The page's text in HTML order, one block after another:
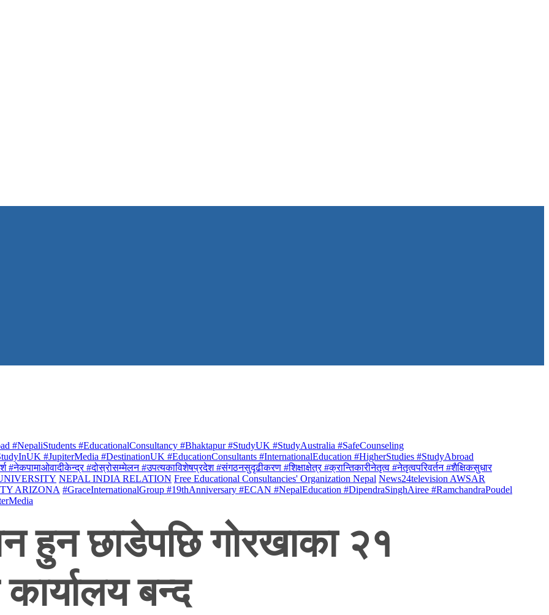
#NepaliStudents #EducationalConsultancy #Bhaktapur #StudyUK #StudyAustralia #SafeCounseling
#JupiterMedia #DestinationUK #EducationConsultants #InternationalEducation #HigherStudies #StudyAbroad
#नेकपामाओवादीकेन्द्र #दोस्रोसम्मेलन #उपत्यकाविशेषप्रदेश #संगठनसुदृढीकरण #शिक्षाक्षेत्र #क्रान्तिकारीनेतृत्व #नेतृत्वपरिवर्तन #शैक्षिकसुधार
NEPAL INDIA RELATION Free Educational Consultancies' Organization Nepal News24television AWSAR
ARIZONA #GraceInternationalGroup #19thAnniversary #ECAN #NepalEducation #DipendraSinghAiree #RamchandraPoudel
हुन छाडेपछि गोरखाका २१
बन्द